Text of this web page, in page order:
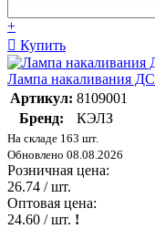
+
Купить
Лампа накаливания
Артикул: 8109001
Бренд:
КЭЛЗ
На складе 163 шт.
Обновлено 08.08.2026
Розничная цена:
26.74 / шт.
Оптовая цена:
24.60 / шт. !